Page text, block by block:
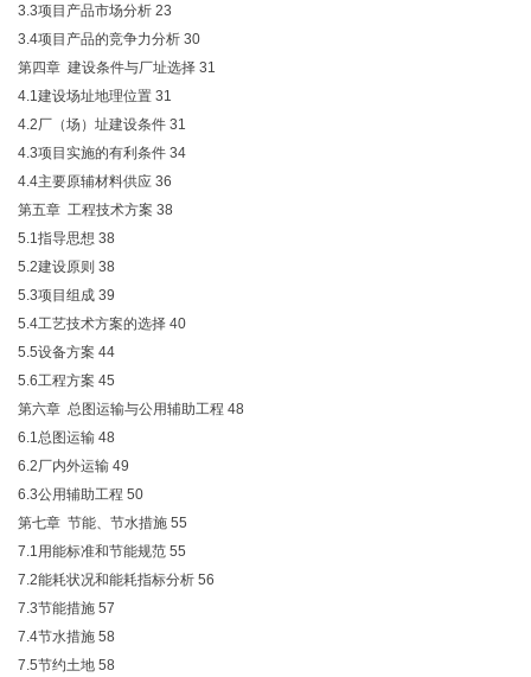
3.3项目产品市场分析 23
3.4项目产品的竞争力分析 30
第四章 建设条件与厂址选择 31
4.1建设场址地理位置 31
4.2厂（场）址建设条件 31
4.3项目实施的有利条件 34
4.4主要原辅材料供应 36
第五章 工程技术方案 38
5.1指导思想 38
5.2建设原则 38
5.3项目组成 39
5.4工艺技术方案的选择 40
5.5设备方案 44
5.6工程方案 45
第六章 总图运输与公用辅助工程 48
6.1总图运输 48
6.2厂内外运输 49
6.3公用辅助工程 50
第七章 节能、节水措施 55
7.1用能标准和节能规范 55
7.2能耗状况和能耗指标分析 56
7.3节能措施 57
7.4节水措施 58
7.5节约土地 58